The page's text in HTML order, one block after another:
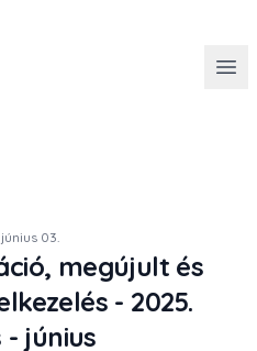
03.
megújult és
- 2025.
- június